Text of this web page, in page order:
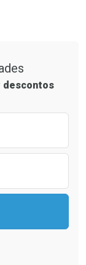
descontos